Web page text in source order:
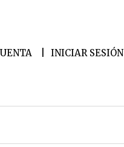
INICIAR SESIÓN